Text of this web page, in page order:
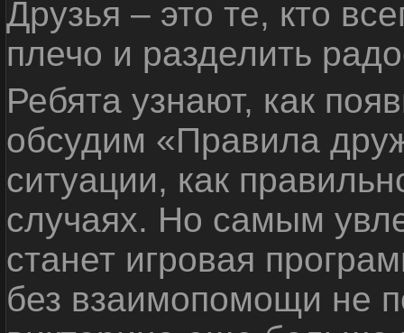
Друзья – это те, кто
плечо и разделить
Ребята узнают, как
обсудим «Правила
ситуации, как
случаях. Но самым
станет игровая
без взаимопомощи не